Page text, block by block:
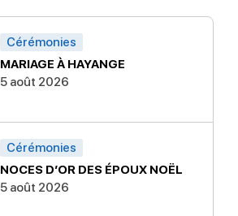
Cérémonies
MARIAGE À HAYANGE
5 août 2026
Cérémonies
NOCES D’OR DES ÉPOUX NOËL
5 août 2026